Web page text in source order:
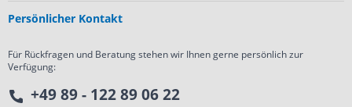
Persönlicher Kontakt
Für Rückfragen und Beratung stehen wir Ihnen gerne persönlich zur
Verfügung:
+49 89 - 122 89 06 22